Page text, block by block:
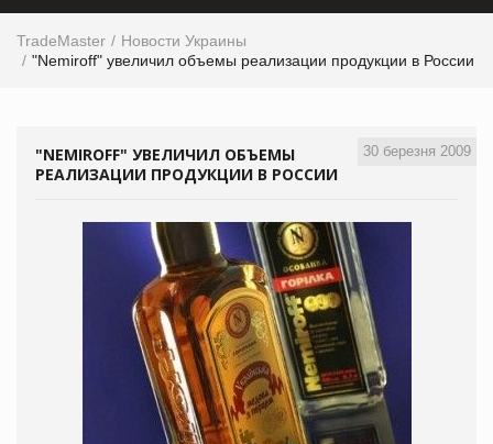
TradeMaster
Новости Украины
"Nemiroff" увеличил объемы реализации продукции в России
30 березня 2009
"NEMIROFF" УВЕЛИЧИЛ ОБЪЕМЫ
РЕАЛИЗАЦИИ ПРОДУКЦИИ В РОССИИ